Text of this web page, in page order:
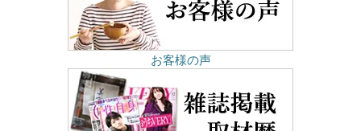
お客様の声